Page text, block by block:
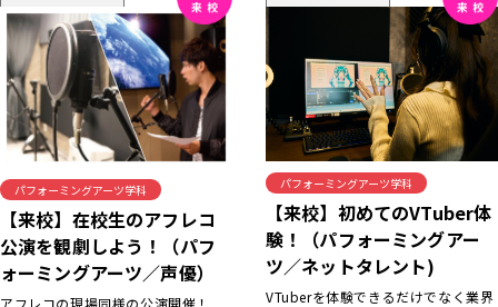
パフォーミングアーツ学科
【来校】在校生のアフレコ
公演を観劇しよう！（パフ
ォーミングアーツ／声優）
アフレコの現場同様の公演開催！
パフォーミングアーツ学科
【来校】初めてのVTuber体
験！（パフォーミングアー
ツ／ネットタレント)
VTuberを体験できるだけでなく業界